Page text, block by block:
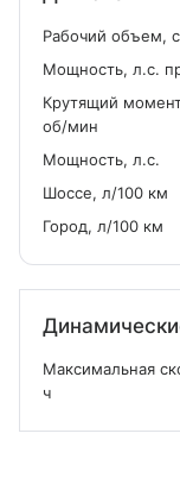
Рабочий объем,
Мощность, л.с.
Крутящий
об/мин
Мощность, л.с.
Шоссе, л/100 км
Город, л/100 км
Максимальная
ч